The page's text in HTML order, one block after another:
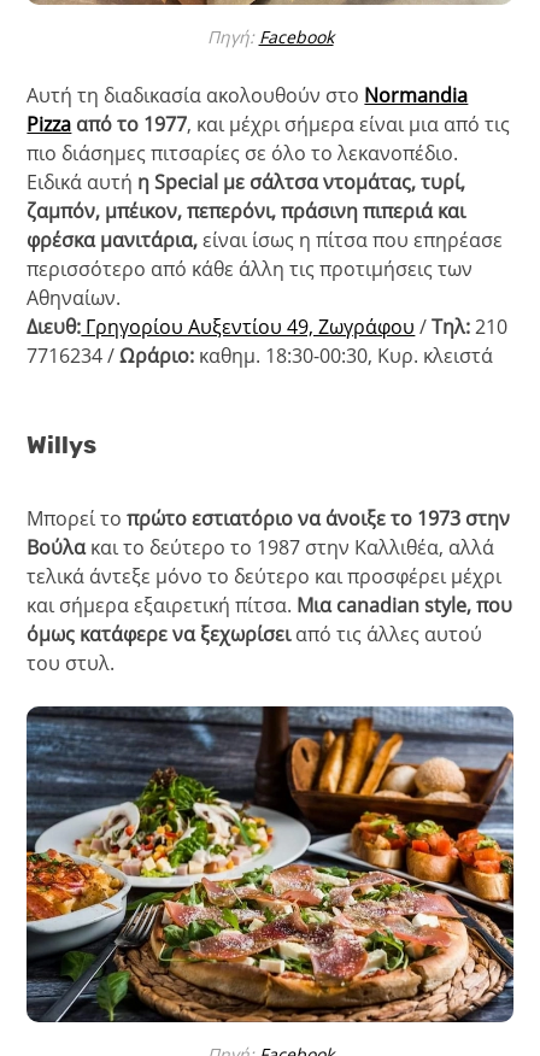
Πηγή: Facebook
Αυτή τη διαδικασία ακολουθούν στο Normandia
Pizza από το 1977, και μέχρι σήμερα είναι μια από τις
πιο διάσημες πιτσαρίες σε όλο το λεκανοπέδιο.
Ειδικά αυτή η Special με σάλτσα ντομάτας, τυρί,
ζαμπόν, μπέικον, πεπερόνι, πράσινη πιπεριά και
φρέσκα μανιτάρια,είναι ίσως η πίτσα που επηρέασε
περισσότερο από κάθε άλλη τις προτιμήσεις των
Αθηναίων.
Διευθ: Γρηγορίου Αυξεντίου 49, Ζωγράφου /Τηλ:210
7716234 /Ωράριο: καθημ. 18:30-00:30, Κυρ. κλειστά
Willys
Μπορεί τοπρώτο εστιατόριο να άνοιξε το 1973 στην
Βούλακαι το δεύτερο το 1987 στην Καλλιθέα, αλλά
τελικά άντεξε μόνο το δεύτερο και προσφέρει μέχρι
και σήμερα εξαιρετική πίτσα. Μια canadian style, που
όμως κατάφερε να ξεχωρίσειαπό τις άλλες αυτού
του στυλ.